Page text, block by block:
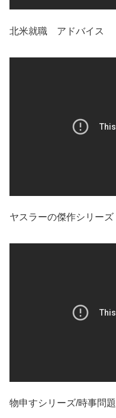
北米就職 アドバイス
ヤスラーの傑作シリーズ
物申すシリーズ/時事問題